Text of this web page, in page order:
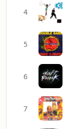
4
5
6
7